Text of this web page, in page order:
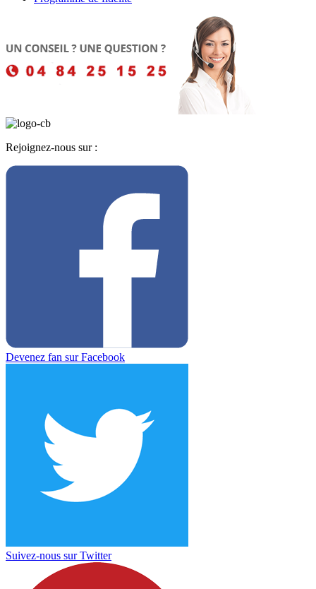
Rejoignez-nous sur :
Devenez fan sur Facebook
Suivez-nous sur Twitter